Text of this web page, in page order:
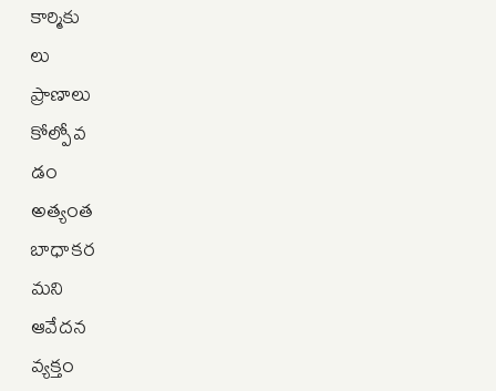
కార్మికు
లు
ప్రాణాలు
కోల్పోవ
డం
అత్యంత
బాధాకర
మని
ఆవేదన
వ్యక్తం